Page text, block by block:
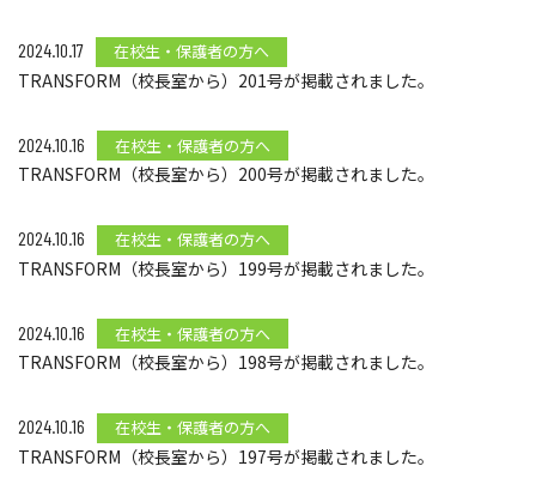
2024.10.17 在校生・保護者の方へ
TRANSFORM（校長室から）201号が掲載されました。
2024.10.16 在校生・保護者の方へ
TRANSFORM（校長室から）200号が掲載されました。
2024.10.16 在校生・保護者の方へ
TRANSFORM（校長室から）199号が掲載されました。
2024.10.16 在校生・保護者の方へ
TRANSFORM（校長室から）198号が掲載されました。
2024.10.16 在校生・保護者の方へ
TRANSFORM（校長室から）197号が掲載されました。